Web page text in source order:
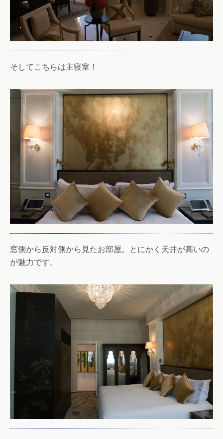
そしてこちらは主寝室！
窓側から反対側から見たお部屋。とにかく天井が高いの
が魅力です。